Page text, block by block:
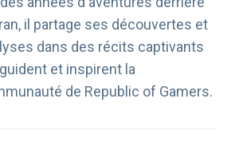
il partage ses découvertes et
dans des récits captivants
et inspirent la
de Republic of Gamers.